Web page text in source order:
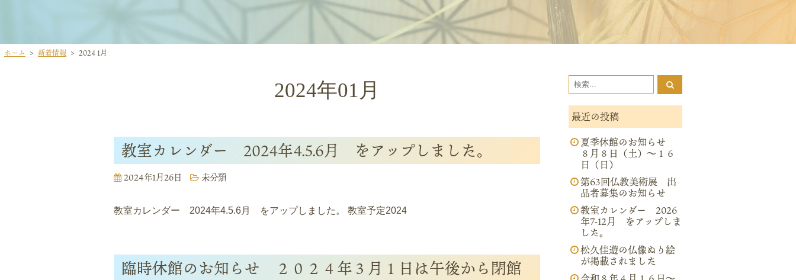
ホーム 新着情報 2024 1月
2024年01月
教室カレンダー 2024年4.5.6月 をアップしました。
2024年1月26日 未分類
教室カレンダー 2024年4.5.6月 をアップしました。 教室予定2024
臨時休館のお知らせ ２０２４年３月１日は午後から閉館
最近の投稿
夏季休館のお知らせ
８月８日（土）～１６
日（日）
第63回仏教美術展 出
品者募集のお知らせ
教室カレンダー 2026
年7-12月 をアップしま
した。
松久佳遊の仏像ぬり絵
が掲載されました